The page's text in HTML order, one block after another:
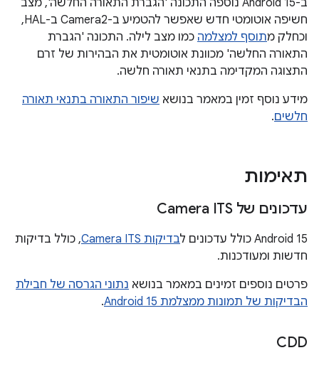
ב-Android 15 נוספה התכונה 'הגברת התאורה החלשה', מצב
חשיפה אוטומטי חדש שאפשר להטמיע ב-Camera2 ב-HAL,
וכחלק מתוסף למצלמה כמו מצב לילה. התכונה 'הגברת
התאורה החלשה' מכוונת אוטומטית את הבהירות של זרם
התצוגה המקדימה בתנאי תאורה חלשה.
מידע נוסף זמין במאמר בנושא שיפור התאורה בתנאי תאורה
חלשים.
תאימות
עדכונים של Camera ITS
‫Android 15 כולל עדכונים ל בדיקות Camera ITS
, כולל בדיקות
חדשות ומעודכנות.
פרטים נוספים זמינים במאמר בנושא נתוני הגרסה של חבילת
הבדיקות של תמונות ממצלמת Android 15
.
CDD